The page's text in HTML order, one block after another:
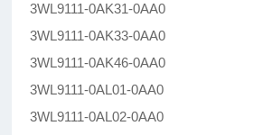
3WL9111-0AK31-0AA0
3WL9111-0AK33-0AA0
3WL9111-0AK46-0AA0
3WL9111-0AL01-0AA0
3WL9111-0AL02-0AA0